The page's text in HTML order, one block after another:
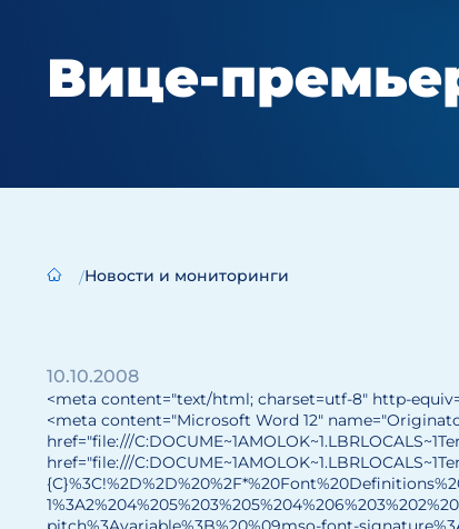
Вице-
Новости и мониторинги
10.10.2008
<meta content="text/html; charset=utf-8" http-
<meta content="Microsoft Word 12"
href="file:///
href="file:///